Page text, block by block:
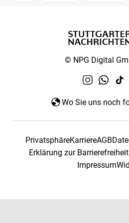
© NPG Digital
Wo Sie uns noch
PrivatsphäreKarriereAGB
Erklärung zur Barrierefreiheit
Impressum